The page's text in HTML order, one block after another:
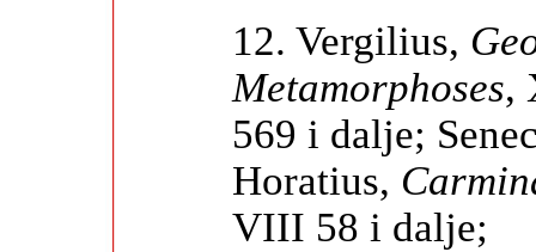
12. Vergilius,
Metamorphoses,
569 i dalje;
Horatius,
VIII 58 i dalje;